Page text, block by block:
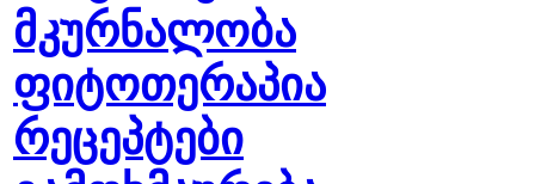
მკურნალობა
ფიტოთერაპია
რეცეპტები